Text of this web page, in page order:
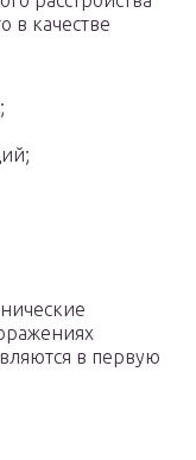
в качестве
в первую